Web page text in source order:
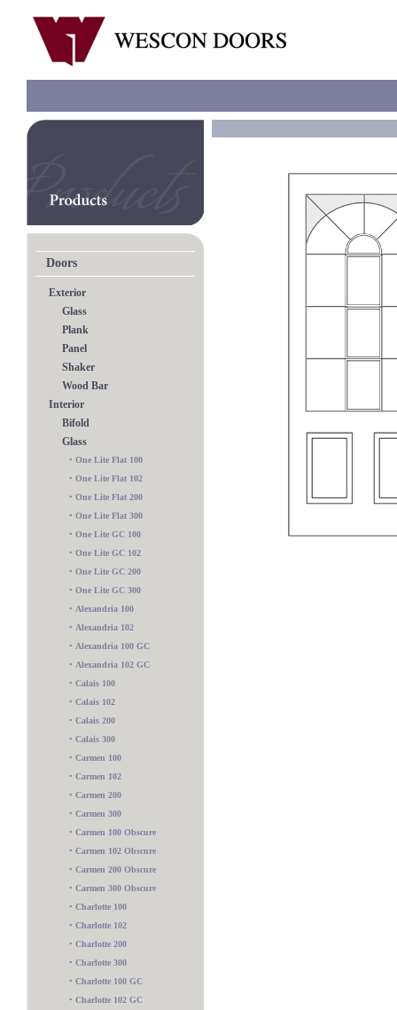
Doors
Exterior
Glass
Plank
Panel
Shaker
Wood Bar
Interior
Bifold
Glass
• One Lite Flat 100
• One Lite Flat 102
• One Lite Flat 200
• One Lite Flat 300
• One Lite GC 100
• One Lite GC 102
• One Lite GC 200
• One Lite GC 300
• Alexandria 100
• Alexandria 102
• Alexandria 100 GC
• Alexandria 102 GC
• Calais 100
• Calais 102
• Calais 200
• Calais 300
• Carmen 100
• Carmen 102
• Carmen 200
• Carmen 300
• Carmen 100 Obscure
• Carmen 102 Obscure
• Carmen 200 Obscure
• Carmen 300 Obscure
• Charlotte 100
• Charlotte 102
• Charlotte 200
• Charlotte 300
• Charlotte 100 GC
• Charlotte 102 GC